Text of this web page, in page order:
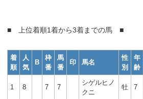
■ 上位着順1着から3着までの馬 ■
着
順
人
気
B
枠
番
馬
番
印 馬名
性
別
年
齢
1 8 7 7
シゲルヒノ
クニ
牡 7